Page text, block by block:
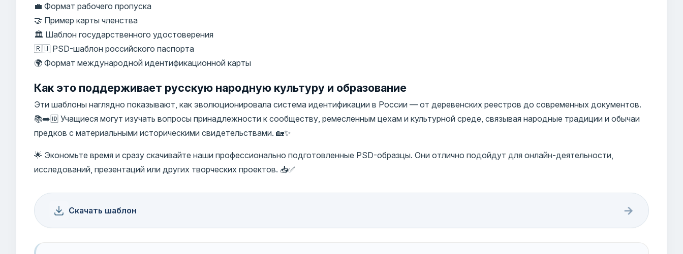
💼 Формат рабочего пропуска
🤝 Пример карты членства
🏛️ Шаблон государственного удостоверения
🇷🇺 PSD-шаблон российского паспорта
🌍 Формат международной идентификационной карты
Как это поддерживает русскую народную культуру и образование
Эти шаблоны наглядно показывают, как эволюционировала система идентификации в России — от деревенских реестров до современных документов.
📚➡️🆔 Учащиеся могут изучать вопросы принадлежности к сообществу, ремесленным цехам и культурной среде, связывая народные традиции и обычаи
предков с материальными историческими свидетельствами. 🏡✨
🌟 Экономьте время и сразу скачивайте наши профессионально подготовленные PSD-образцы. Они отлично подойдут для онлайн-деятельности,
исследований, презентаций или других творческих проектов. 📥✅
Скачать шаблон →